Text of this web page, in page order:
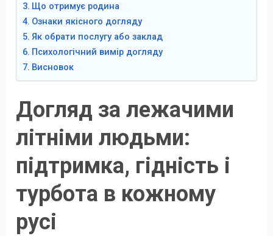
Що отримує родина
Ознаки якісного догляду
Як обрати послугу або заклад
Психологічний вимір догляду
Висновок
Догляд за лежачими
літніми людьми:
підтримка, гідність і
турбота в кожному
русі